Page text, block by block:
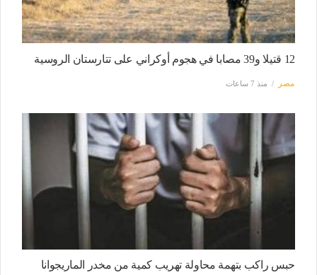
12 قتيلا و39 مصابا في هجوم أوكراني على تتارستان الروسية
مصر منذ 7 ساعات
حبس راكب بتهمة محاولة تهريب كمية من مخدر الماريجوانا